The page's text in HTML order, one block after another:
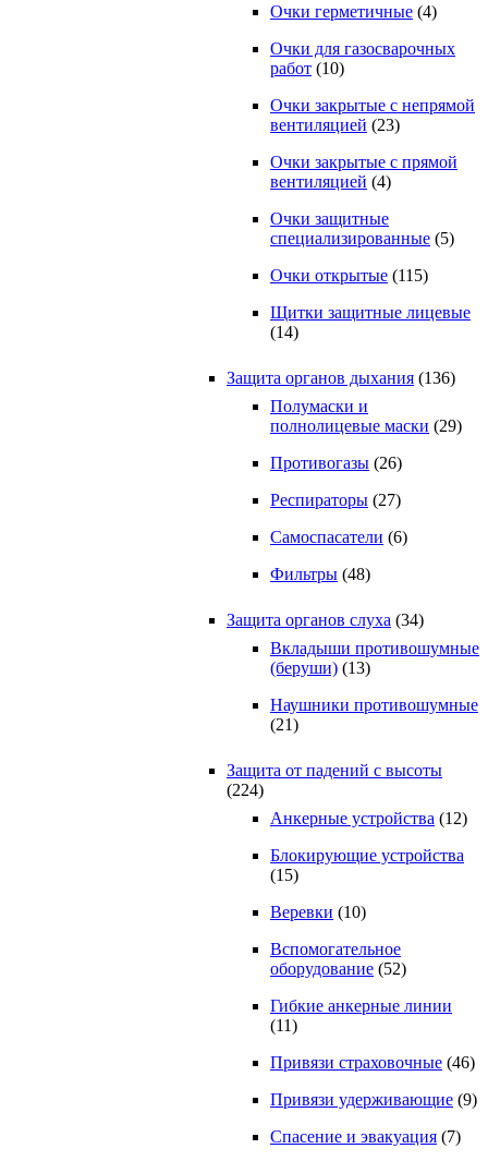
Очки герметичные (4)
Очки для газосварочных
работ (10)
Очки закрытые с непрямой
вентиляцией (23)
Очки закрытые с прямой
вентиляцией (4)
Очки защитные
специализированные (5)
Очки открытые (115)
Щитки защитные лицевые
(14)
Защита органов дыхания (136)
Полумаски и
полнолицевые маски (29)
Противогазы (26)
Респираторы (27)
Самоспасатели (6)
Фильтры (48)
Защита органов слуха (34)
Вкладыши противошумные
(беруши) (13)
Наушники противошумные
(21)
Защита от падений с высоты
(224)
Анкерные устройства (12)
Блокирующие устройства
(15)
Веревки (10)
Вспомогательное
оборудование (52)
Гибкие анкерные линии
(11)
Привязи страховочные (46)
Привязи удерживающие (9)
Спасение и эвакуация (7)